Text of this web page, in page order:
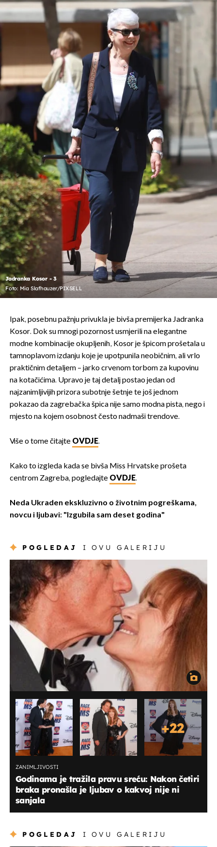
Jadranka Kosor - 3
Foto: Mia Slafhauzer/PIXSELL
Ipak, posebnu pažnju privukla je bivša premijerka Jadranka
Kosor. Dok su mnogi pozornost usmjerili na elegantne
modne kombinacije okupljenih, Kosor je špicom prošetala u
tamnoplavom izdanju koje je upotpunila neobičnim, ali vrlo
praktičnim detaljem – jarko crvenom torbom za kupovinu
na kotačićima. Upravo je taj detalj postao jedan od
najzanimljivijih prizora subotnje šetnje te još jednom
pokazao da zagrebačka špica nije samo modna pista, nego i
mjesto na kojem osobnost često nadmaši trendove.
Više o tome čitajte OVDJE.
Kako to izgleda kada se bivša Miss Hrvatske prošeta
centrom Zagreba, pogledajte OVDJE.
Neda Ukraden ekskluzivno o životnim pogreškama,
novcu i ljubavi: "Izgubila sam deset godina"
POGLEDAJ I OVU GALERIJU
+22
ZANIMLJIVOSTI
Godinama je tražila pravu sreću: Nakon četiri
braka pronašla je ljubav o kakvoj nije ni
sanjala
POGLEDAJ I OVU GALERIJU